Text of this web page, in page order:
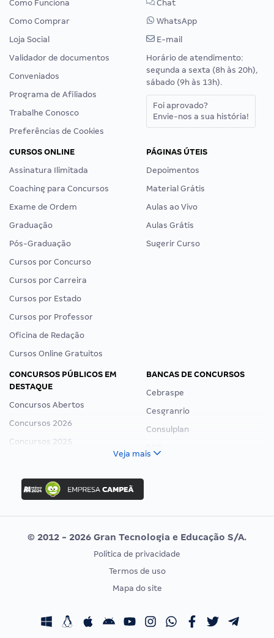
Como Funciona
Como Comprar
Loja Social
Validador de documentos
Conveniados
Programa de Afiliados
Trabalhe Conosco
Preferências de Cookies
Chat
WhatsApp
E-mail
Horário de atendimento:
segunda a sexta (8h às 20h),
sábado (9h às 13h).
Foi aprovado?
Envie-nos a sua história!
CURSOS ONLINE
Assinatura Ilimitada
Coaching para Concursos
Exame de Ordem
Graduação
Pós-Graduação
Cursos por Concurso
Cursos por Carreira
Cursos por Estado
Cursos por Professor
Oficina de Redação
Cursos Online Gratuitos
PÁGINAS ÚTEIS
Depoimentos
Material Grátis
Aulas ao Vivo
Aulas Grátis
Sugerir Curso
CONCURSOS PÚBLICOS EM
DESTAQUE
Concursos Abertos
Concursos 2026
Concursos 2025
Concurso Nacional Unificado
Concurso Ibama
Concurso MPU
Editais publicados
BANCAS DE CONCURSOS
Cebraspe
Cesgranrio
Consulplan
Vunesp
CONCURSOS POR PROFISSÃO
Concursos Fiscais
EXAME DE ORDEM
Calendário OAB
Veja mais
© 2012 - 2026 Gran Tecnologia e Educação S/A.
Política de privacidade
Termos de uso
Mapa do site